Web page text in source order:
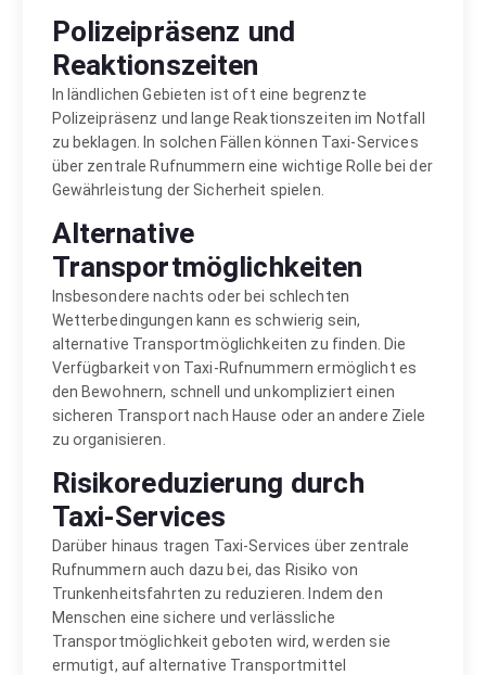
Polizeipräsenz und
Reaktionszeiten
In ländlichen Gebieten ist oft eine begrenzte
Polizeipräsenz und lange Reaktionszeiten im Notfall
zu beklagen. In solchen Fällen können Taxi-Services
über zentrale Rufnummern eine wichtige Rolle bei der
Gewährleistung der Sicherheit spielen.
Alternative
Transportmöglichkeiten
Insbesondere nachts oder bei schlechten
Wetterbedingungen kann es schwierig sein,
alternative Transportmöglichkeiten zu finden. Die
Verfügbarkeit von Taxi-Rufnummern ermöglicht es
den Bewohnern, schnell und unkompliziert einen
sicheren Transport nach Hause oder an andere Ziele
zu organisieren.
Risikoreduzierung durch
Taxi-Services
Darüber hinaus tragen Taxi-Services über zentrale
Rufnummern auch dazu bei, das Risiko von
Trunkenheitsfahrten zu reduzieren. Indem den
Menschen eine sichere und verlässliche
Transportmöglichkeit geboten wird, werden sie
ermutigt, auf alternative Transportmittel